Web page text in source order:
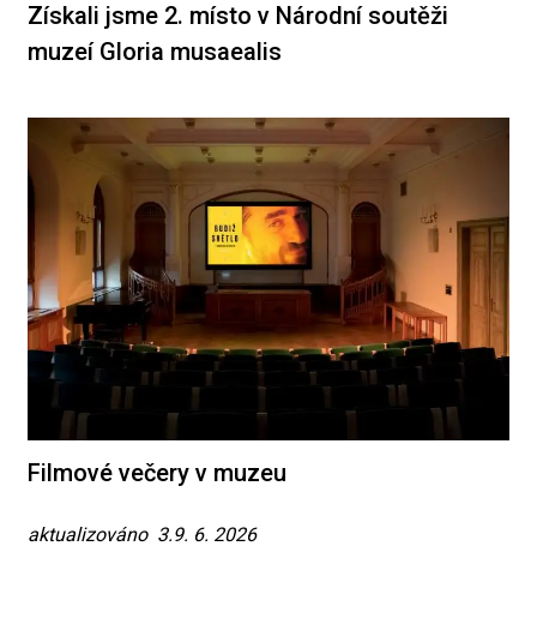
Získali jsme 2. místo v Národní soutěži
muzeí Gloria musaealis
Filmové večery v muzeu
aktualizováno 3.9. 6. 2026